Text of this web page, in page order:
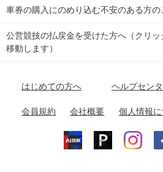
チャリロトプラザ
関
東
小田原競輪場
名古屋競輪場 岐阜競輪場 大
富山競輪場 松阪競輪場 四日
福井競輪場 奈良競輪場 向
Perfecta Navi
netkeirin
車券の購入にのめり込む不安のある方の
公営競技の払戻金を受けた方へ（クリ
移動します）
はじめての方へ ヘルプセン
会員規約 会社概要 個人情報